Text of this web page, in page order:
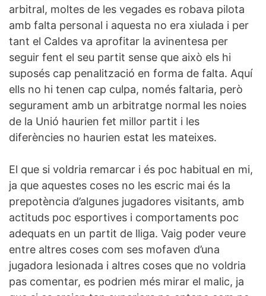
arbitral, moltes de les vegades es robava pilota
amb falta personal i aquesta no era xiulada i per
tant el Caldes va aprofitar la avinentesa per
seguir fent el seu partit sense que això els hi
suposés cap penalització en forma de falta. Aquí
ells no hi tenen cap culpa, només faltaria, però
segurament amb un arbitratge normal les noies
de la Unió haurien fet millor partit i les
diferències no haurien estat les mateixes.
El que si voldria remarcar i és poc habitual en mi,
ja que aquestes coses no les escric mai és la
prepotència d’algunes jugadores visitants, amb
actituds poc esportives i comportaments poc
adequats en un partit de lliga. Vaig poder veure
entre altres coses com ses mofaven d’una
jugadora lesionada i altres coses que no voldria
pas comentar, es podrien més mirar el malic, ja